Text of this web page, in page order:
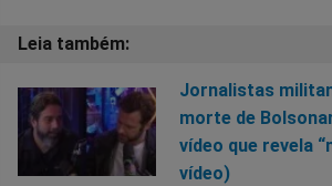
Jornalistas
morte de
vídeo que revela
vídeo)